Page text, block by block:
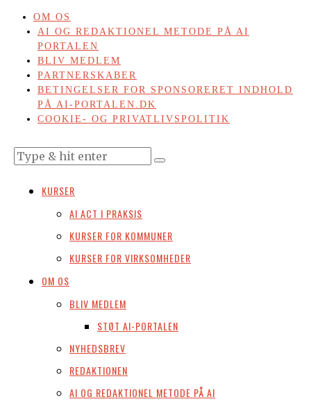
OM OS
AI OG REDAKTIONEL METODE PÅ AI
PORTALEN
BLIV MEDLEM
PARTNERSKABER
BETINGELSER FOR SPONSORERET INDHOLD
PÅ AI-PORTALEN.DK
COOKIE- OG PRIVATLIVSPOLITIK
KURSER
AI ACT I PRAKSIS
KURSER FOR KOMMUNER
KURSER FOR VIRKSOMHEDER
OM OS
BLIV MEDLEM
STØT AI-PORTALEN
NYHEDSBREV
REDAKTIONEN
AI OG REDAKTIONEL METODE PÅ AI